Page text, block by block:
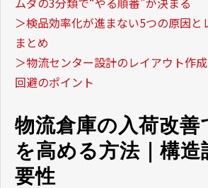
＞検品効率化が進まない5つの原因と
まとめ
＞物流センター設計のレイアウト作
回避のポイント
物流倉庫の入荷改善
を高める方法｜構造
要性